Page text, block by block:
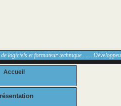
et formateur technique ......
Accueil